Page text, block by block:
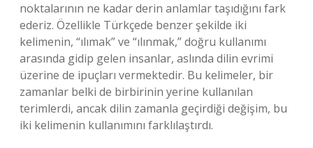
noktalarının ne kadar derin anlamlar taşıdığını fark
ederiz. Özellikle Türkçede benzer şekilde iki
kelimenin, “ılımak” ve “ılınmak,” doğru kullanımı
arasında gidip gelen insanlar, aslında dilin evrimi
üzerine de ipuçları vermektedir. Bu kelimeler, bir
zamanlar belki de birbirinin yerine kullanılan
terimlerdi, ancak dilin zamanla geçirdiği değişim, bu
iki kelimenin kullanımını farklılaştırdı.